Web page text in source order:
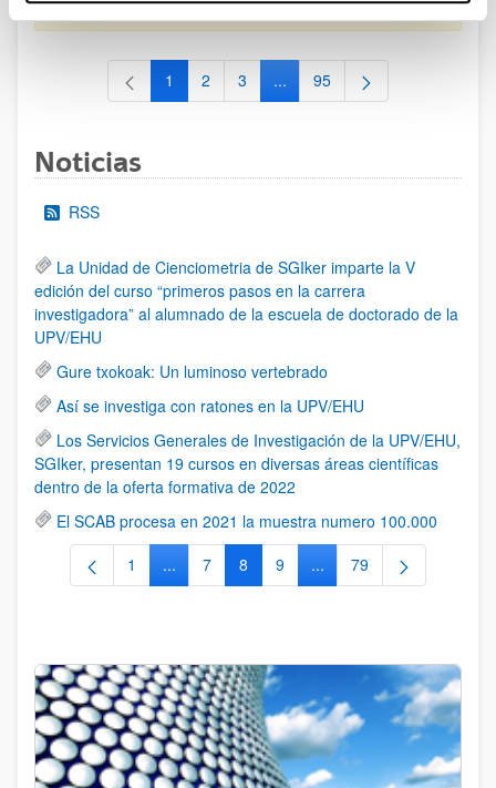
al 30/07/2026 (ambos incluídos)
Página
1 Página
2 Página
3 ...Páginas intermedias Use TAB
Página
95
Noticias
RSS
La Unidad de Cienciometria de SGIker imparte la V
edición del curso “primeros pasos en la carrera
investigadora” al alumnado de la escuela de doctorado de la
UPV/EHU
Gure txokoak: Un luminoso vertebrado
Así se investiga con ratones en la UPV/EHU
Los Servicios Generales de Investigación de la UPV/EHU,
SGIker, presentan 19 cursos en diversas áreas científicas
dentro de la oferta formativa de 2022
El SCAB procesa en 2021 la muestra numero 100.000
Página
1 ...Páginas intermedias Use TAB para
Página
7 Página
8 Página
9 ...Páginas intermedias
Página
79